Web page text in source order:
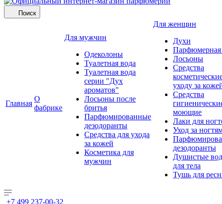
Поиск
Главная
О
фабрике
Для мужчин
Одеколоны
Туалетная вода
Туалетная вода
серии "Дух
ароматов"
Лосьоны после
бритья
Парфюмированные
дезодоранты
Средства для ухода
за кожей
Косметика для
мужчин
Для женщин
Духи
Парфюмерная
Лосьоны
Средства
уходу за
Средства
моющие
Лаки для
Уход за
дезодоранты
Душистые
для тела
Тушь для
+7 499 237-00-32